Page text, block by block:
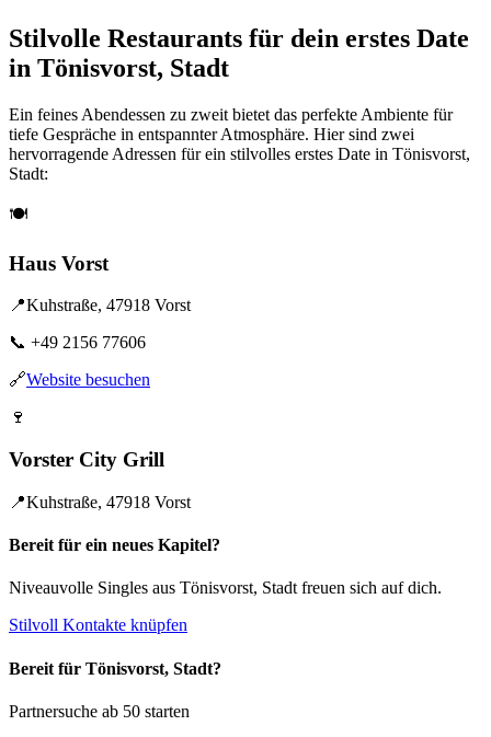
Stilvolle Restaurants für dein erstes Date
in Tönisvorst, Stadt
Ein feines Abendessen zu zweit bietet das perfekte Ambiente für
tiefe Gespräche in entspannter Atmosphäre. Hier sind zwei
hervorragende Adressen für ein stilvolles erstes Date in Tönisvorst,
Stadt:
🍽️
Haus Vorst
📍Kuhstraße, 47918 Vorst
📞 +49 2156 77606
🔗Website besuchen
🍷
Vorster City Grill
📍Kuhstraße, 47918 Vorst
Bereit für ein neues Kapitel?
Niveauvolle Singles aus Tönisvorst, Stadt freuen sich auf dich.
Stilvoll Kontakte knüpfen
Bereit für Tönisvorst, Stadt?
Partnersuche ab 50 starten